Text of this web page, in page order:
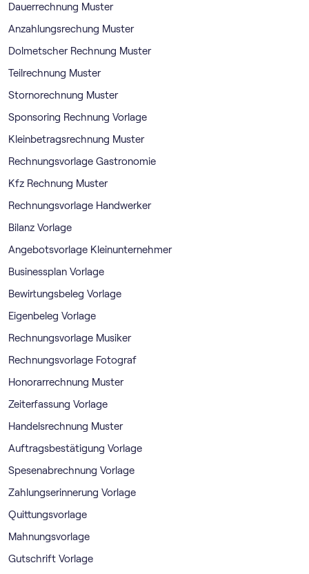
Dauerrechnung Muster
Anzahlungsrechung Muster
Dolmetscher Rechnung Muster
Teilrechnung Muster
Stornorechnung Muster
Sponsoring Rechnung Vorlage
Kleinbetragsrechnung Muster
Rechnungsvorlage Gastronomie
Kfz Rechnung Muster
Rechnungsvorlage Handwerker
Bilanz Vorlage
Angebotsvorlage Kleinunternehmer
Businessplan Vorlage
Bewirtungsbeleg Vorlage
Eigenbeleg Vorlage
Rechnungsvorlage Musiker
Rechnungsvorlage Fotograf
Honorarrechnung Muster
Zeiterfassung Vorlage
Handelsrechnung Muster
Auftragsbestätigung Vorlage
Spesenabrechnung Vorlage
Zahlungserinnerung Vorlage
Quittungsvorlage
Mahnungsvorlage
Gutschrift Vorlage